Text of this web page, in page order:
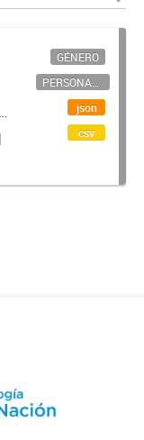
GÉNERO
PERSONAL CIENTÍFICO-TECNOLÓGICO
json
csv